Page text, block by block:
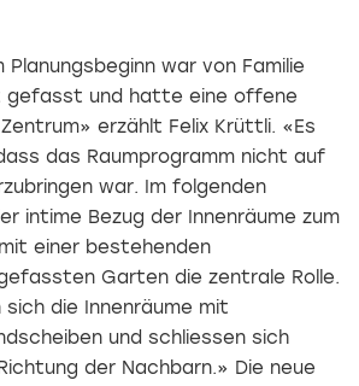
Planungsbeginn war von Familie
gefasst und hatte eine offene
erzählt Felix Krüttli. «Es
das Raumprogramm nicht auf
war. Im folgenden
intime Bezug der Innenräume zum
einer bestehenden
Garten die zentrale Rolle.
die Innenräume mit
und schliessen sich
der Nachbarn.» Die neue